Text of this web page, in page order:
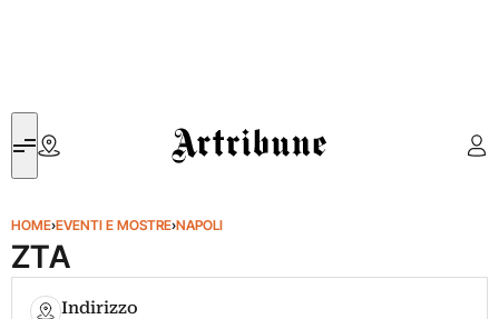
Artribune
HOME›EVENTI E MOSTRE›NAPOLI
ZTA
Indirizzo